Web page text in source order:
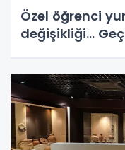
Özel öğrenci
değişikliği...